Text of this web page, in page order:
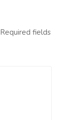
Required fields